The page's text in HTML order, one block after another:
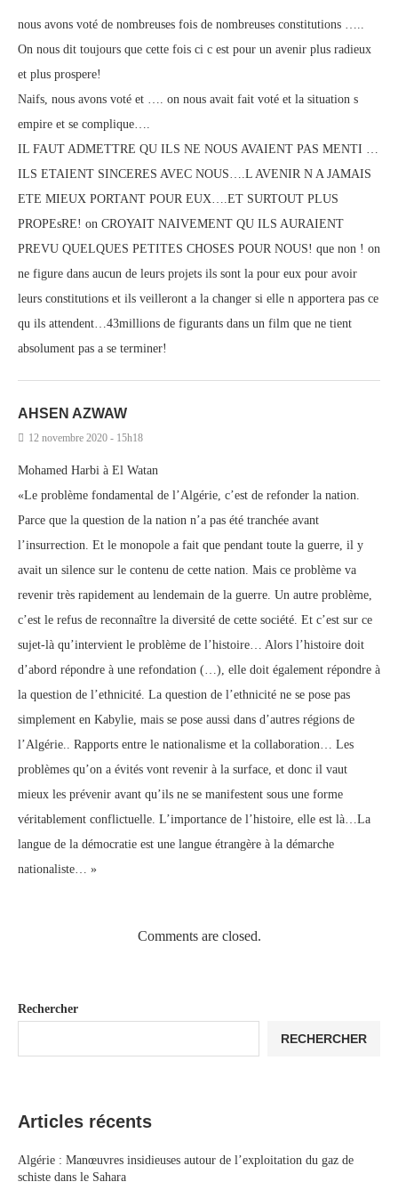
nous avons voté de nombreuses fois de nombreuses constitutions …..
On nous dit toujours que cette fois ci c est pour un avenir plus radieux
et plus prospere!
Naifs, nous avons voté et …. on nous avait fait voté et la situation s
empire et se complique….
IL FAUT ADMETTRE QU ILS NE NOUS AVAIENT PAS MENTI …
ILS ETAIENT SINCERES AVEC NOUS….L AVENIR N A JAMAIS
ETE MIEUX PORTANT POUR EUX….ET SURTOUT PLUS
PROPEsRE! on CROYAIT NAIVEMENT QU ILS AURAIENT
PREVU QUELQUES PETITES CHOSES POUR NOUS! que non ! on
ne figure dans aucun de leurs projets ils sont la pour eux pour avoir
leurs constitutions et ils veilleront a la changer si elle n apportera pas ce
qu ils attendent…43millions de figurants dans un film que ne tient
absolument pas a se terminer!
AHSEN AZWAW
12 novembre 2020 - 15h18
Mohamed Harbi à El Watan
«Le problème fondamental de l’Algérie, c’est de refonder la nation.
Parce que la question de la nation n’a pas été tranchée avant
l’insurrection. Et le monopole a fait que pendant toute la guerre, il y
avait un silence sur le contenu de cette nation. Mais ce problème va
revenir très rapidement au lendemain de la guerre. Un autre problème,
c’est le refus de reconnaître la diversité de cette société. Et c’est sur ce
sujet-là qu’intervient le problème de l’histoire… Alors l’histoire doit
d’abord répondre à une refondation (…), elle doit également répondre à
la question de l’ethnicité. La question de l’ethnicité ne se pose pas
simplement en Kabylie, mais se pose aussi dans d’autres régions de
l’Algérie.. Rapports entre le nationalisme et la collaboration… Les
problèmes qu’on a évités vont revenir à la surface, et donc il vaut
mieux les prévenir avant qu’ils ne se manifestent sous une forme
véritablement conflictuelle. L’importance de l’histoire, elle est là…La
langue de la démocratie est une langue étrangère à la démarche
nationaliste… »
Comments are closed.
Rechercher
RECHERCHER
Articles récents
Algérie : Manœuvres insidieuses autour de l’exploitation du gaz de
schiste dans le Sahara